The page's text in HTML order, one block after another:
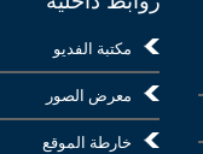
مكتبة الفديو
معرض الصور
خارطة الموقع